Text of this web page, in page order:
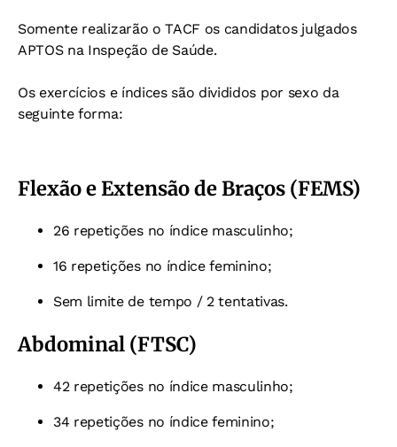
Somente realizarão o TACF os candidatos julgados
APTOS na Inspeção de Saúde.
Os exercícios e índices são divididos por sexo da
seguinte forma:
Flexão e Extensão de Braços (FEMS)
26 repetições no índice masculinho;
16 repetições no índice feminino;
Sem limite de tempo / 2 tentativas.
Abdominal (FTSC)
42 repetições no índice masculinho;
34 repetições no índice feminino;